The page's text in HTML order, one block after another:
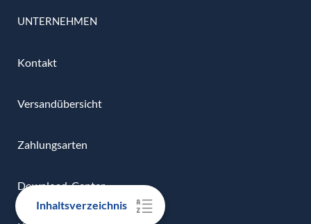
Inhaltsverzeichnis
UNTERNEHMEN
Kontakt
Versandübersicht
Zahlungsarten
Download-Center